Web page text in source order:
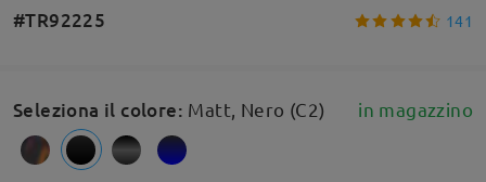
#TR92225 141
Seleziona il colore: Matt, Nero (C2) in magazzino